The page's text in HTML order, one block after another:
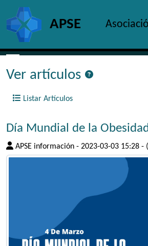
Navigation and related
Ver artículos
Listar Artículos
Día Mundial de la
APSE información - 2023-03-03 15:28 -
Site identity, navigation, etc.
APSE